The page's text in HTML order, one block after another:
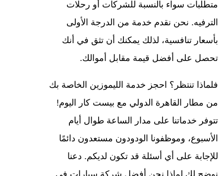
متطلبات سواء بالنسبة للشركات أو رحلات
الترفيه. نحن نقدم خدمة من الدرجة الأولى
بأسعار تنافسية، لذلك يمكنك أن تثق في أنك
تحصل على أفضل قيمة مقابل أموالك.
فلماذا تنتظر؟ احجز خدمة الليموزين الخاصة بك
من مطار القاهرة الدولي مع بيست كار اليوم!
تتوفر خدماتنا على مدار الساعة طوال أيام
الأسبوع، وموظفونا الودودون مستعدون دائمًا
للإجابة على أي أسئلة قد تكون لديكم. دعنا